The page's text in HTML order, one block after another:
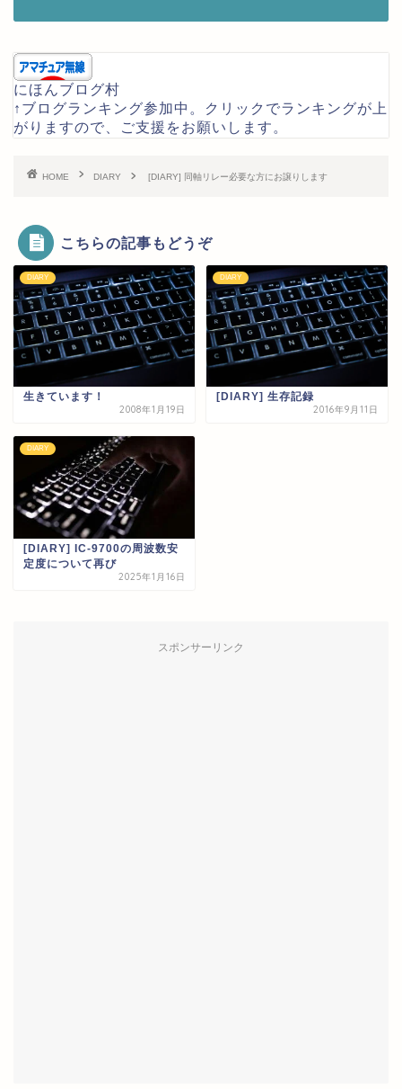
にほんブログ村
↑ブログランキング参加中。クリックでランキングが上
がりますので、ご支援をお願いします。
HOME DIARY [DIARY] 同軸リレー必要な方にお譲りします
こちらの記事もどうぞ
DIARY
生きています！
2008年1月19日
DIARY
[DIARY] 生存記録
2016年9月11日
DIARY
[DIARY] IC-9700の周波数安
定度について再び
2025年1月16日
スポンサーリンク